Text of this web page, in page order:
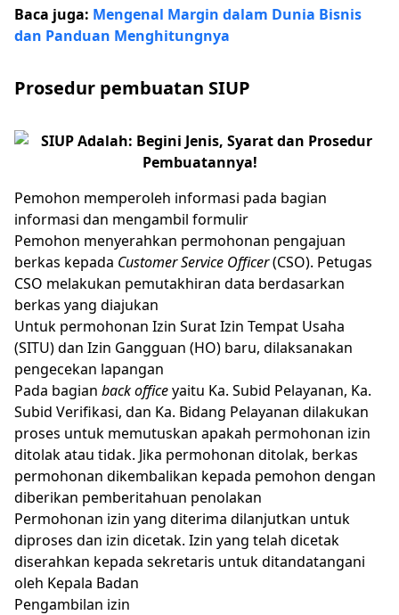
Baca juga: Mengenal Margin dalam Dunia Bisnis
dan Panduan Menghitungnya
Prosedur pembuatan SIUP
Pemohon memperoleh informasi pada bagian
informasi dan mengambil formulir
Pemohon menyerahkan permohonan pengajuan
berkas kepada Customer Service Officer(CSO). Petugas
CSO melakukan pemutakhiran data berdasarkan
berkas yang diajukan
Untuk permohonan Izin Surat Izin Tempat Usaha
(SITU) dan Izin Gangguan (HO) baru, dilaksanakan
pengecekan lapangan
Pada bagian back officeyaitu Ka. Subid Pelayanan, Ka.
Subid Verifikasi, dan Ka. Bidang Pelayanan dilakukan
proses untuk memutuskan apakah permohonan izin
ditolak atau tidak. Jika permohonan ditolak, berkas
permohonan dikembalikan kepada pemohon dengan
diberikan pemberitahuan penolakan
Permohonan izin yang diterima dilanjutkan untuk
diproses dan izin dicetak. Izin yang telah dicetak
diserahkan kepada sekretaris untuk ditandatangani
oleh Kepala Badan
Pengambilan izin